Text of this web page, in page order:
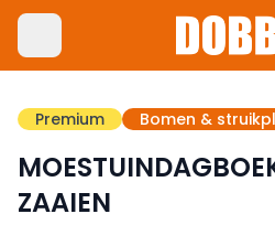
Premium Bomen &
ZAAIEN